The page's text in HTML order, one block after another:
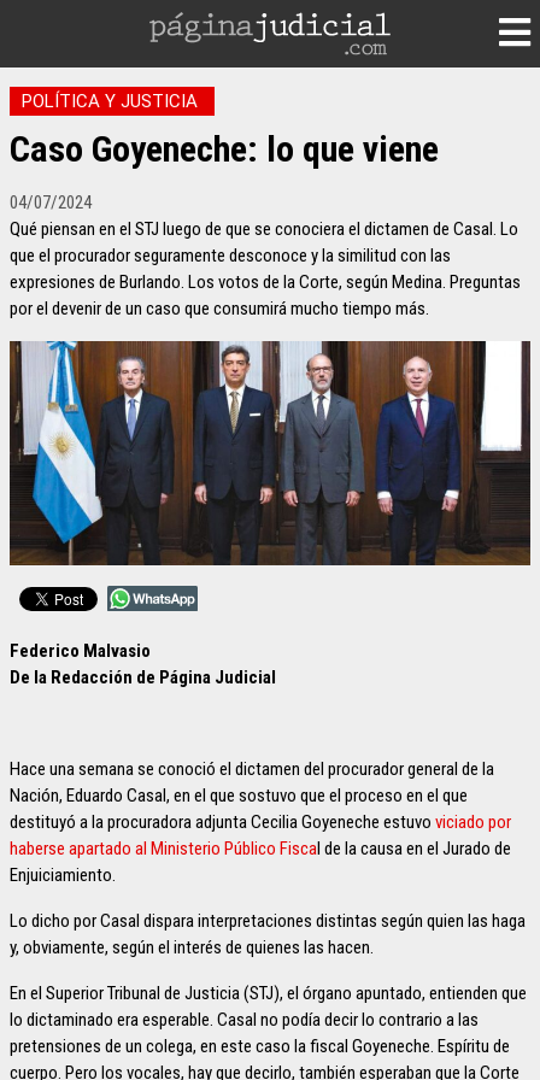
POLÍTICA Y JUSTICIA
Caso Goyeneche: lo que viene
04/07/2024
Qué piensan en el STJ luego de que se conociera el dictamen de Casal. Lo
que el procurador seguramente desconoce y la similitud con las
expresiones de Burlando. Los votos de la Corte, según Medina. Preguntas
por el devenir de un caso que consumirá mucho tiempo más.
Federico Malvasio
De la Redacción de Página Judicial
Hace una semana se conoció el dictamen del procurador general de la
Nación, Eduardo Casal, en el que sostuvo que el proceso en el que
destituyó a la procuradora adjunta Cecilia Goyeneche estuvo viciado por
haberse apartado al Ministerio Público Fiscal de la causa en el Jurado de
Enjuiciamiento.
Lo dicho por Casal dispara interpretaciones distintas según quien las haga
y, obviamente, según el interés de quienes las hacen.
En el Superior Tribunal de Justicia (STJ), el órgano apuntado, entienden que
lo dictaminado era esperable. Casal no podía decir lo contrario a las
pretensiones de un colega, en este caso la fiscal Goyeneche. Espíritu de
cuerpo. Pero los vocales, hay que decirlo, también esperaban que la Corte